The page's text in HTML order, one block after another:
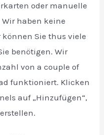
oder manuelle
haben keine
können Sie thus viele
benötigen. Wir
von a couple of
funktioniert. Klicken
auf „Hinzufügen“,